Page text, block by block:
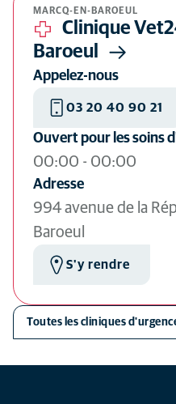
MARCQ-EN-BAROEUL
Clinique
Baroeul
Appelez-nous
03 20 40 90 21
Ouvert pour les soins
00:00 - 00:00
Adresse
994 avenue de la
Baroeul
S'y rendre
Toutes les cliniques